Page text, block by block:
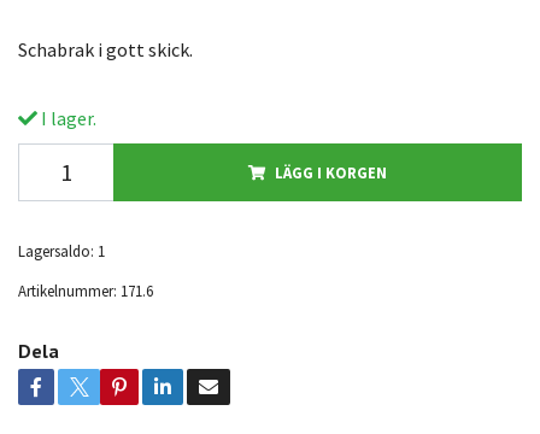
Schabrak i gott skick.
I lager.
LÄGG I KORGEN
Lagersaldo: 1
Artikelnummer: 171.6
Dela